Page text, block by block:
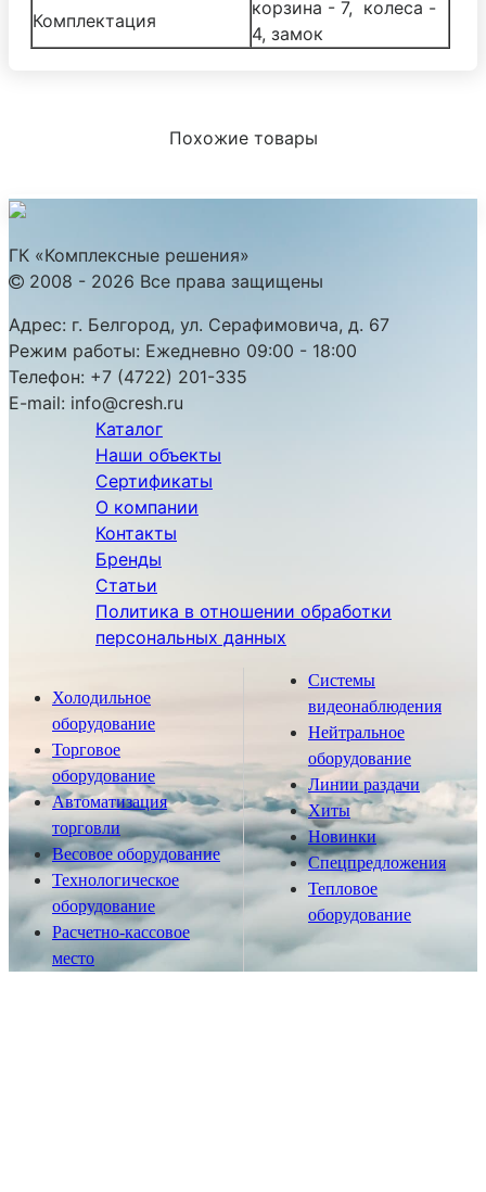
Комплектация
корзина - 7, колеса -
4, замок
Похожие товары
ГК «Комплексные решения»
2008 - 2026 Все права защищены
Адрес: г. Белгород, ул. Серафимовича, д. 67
Режим работы: Ежедневно 09:00 - 18:00
Телефон: +7 (4722) 201-335
E-mail: info@cresh.ru
Каталог
Наши объекты
Сертификаты
О компании
Контакты
Бренды
Статьи
Политика в отношении обработки
персональных данных
Холодильное
оборудование
Торговое
оборудование
Автоматизация
торговли
Весовое оборудование
Технологическое
оборудование
Расчетно-кассовое
место
Системы
видеонаблюдения
Нейтральное
оборудование
Линии раздачи
Хиты
Новинки
Спецпредложения
Тепловое
оборудование